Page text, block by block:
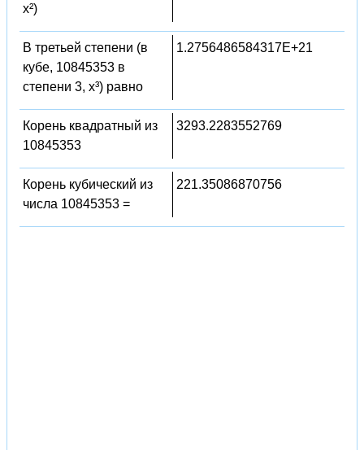
x²)
В третьей степени (в
кубе, 10845353 в
степени 3, x³) равно
1.2756486584317E+21
Корень квадратный из
10845353
3293.2283552769
Корень кубический из
числа 10845353 =
221.35086870756